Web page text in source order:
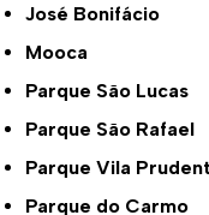
José Bonifácio
Mooca
Parque São Lucas
Parque São Rafael
Parque Vila
Parque do Carmo